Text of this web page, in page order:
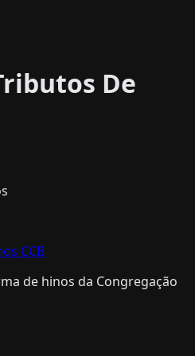
De
CCB
de hinos da Congregação